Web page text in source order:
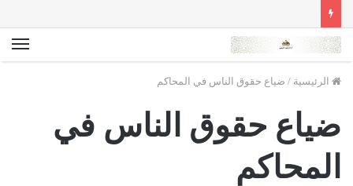
الرئيسية / ضياع حقوق الناس في المحاكم
ضياع حقوق الناس في
المحاكم